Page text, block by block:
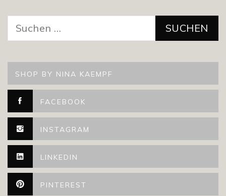
nach:
SHOP BY NINA KAEMPF
FACEBOOK
INSTAGRAM
LINKEDIN
PINTEREST